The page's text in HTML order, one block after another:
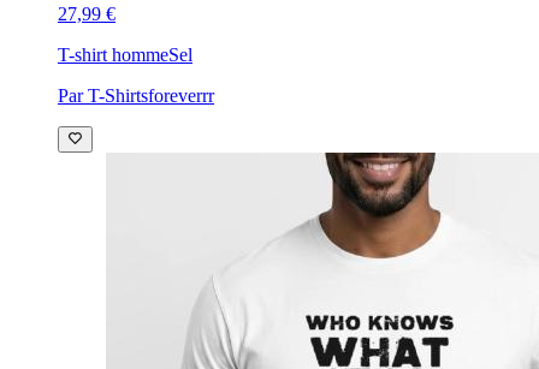
27,99 €
T-shirt hommeSel
Par T-Shirtsforeverrr